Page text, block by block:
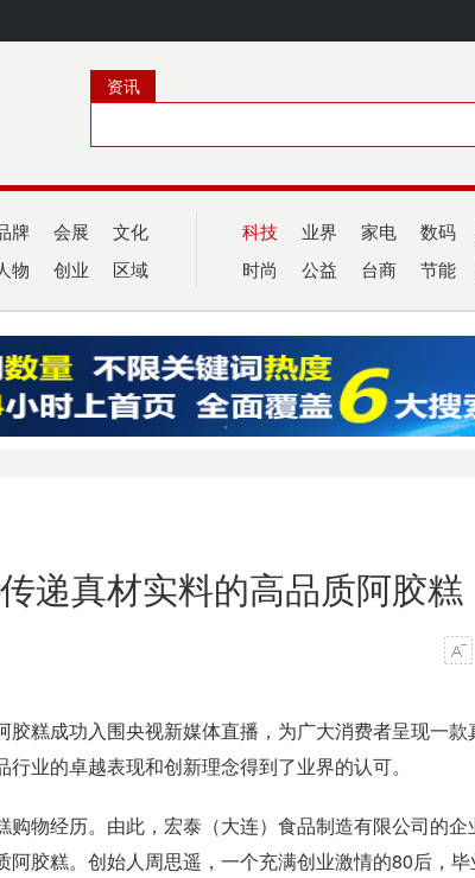
资讯
牌 会展 文化
物 创业 区域
科技 业界 家电 数码
时尚 公益 台商 节能
递真材实料的高品质阿胶糕
糕成功入围央视新媒体直播，为广大消费者呈现一款
业的卓越表现和创新理念得到了业界的认可。
物经历。由此，宏泰（大连）食品制造有限公司的企
胶糕。创始人周思遥，一个充满创业激情的80后，